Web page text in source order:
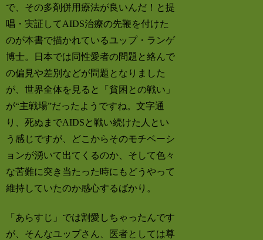
で、その多剤併用療法が良いんだ！と提
唱・実証してAIDS治療の先鞭を付けた
のが本書で描かれているユップ・ランゲ
博士。日本では同性愛者の問題と絡んで
の偏見や差別などが問題となりました
が、世界全体を見ると「貧困との戦い」
が“主戦場”だったようですね。文字通
り、死ぬまでAIDSと戦い続けた人とい
う感じですが、どこからそのモチベーシ
ョンが湧いて出てくるのか、そして色々
な苦難に突き当たった時にもどうやって
維持していたのか感心するばかり。
「あらすじ」では割愛しちゃったんです
が、そんなユップさん、医者としては尊